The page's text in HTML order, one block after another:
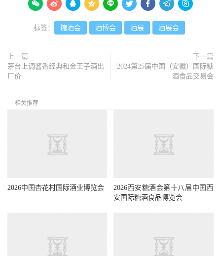
        
标签： 糖酒会 酒博会 酒展 酒展会
上一篇
茅台上调酱香经典和金王子酒出
厂价
下一篇
2024第25届中国（安徽）国际糖
酒食品交易会
相关推荐
2026中国杏花村国际酒业博览会
2026西安糖酒会第十八届中国西
安国际糖酒食品博览会